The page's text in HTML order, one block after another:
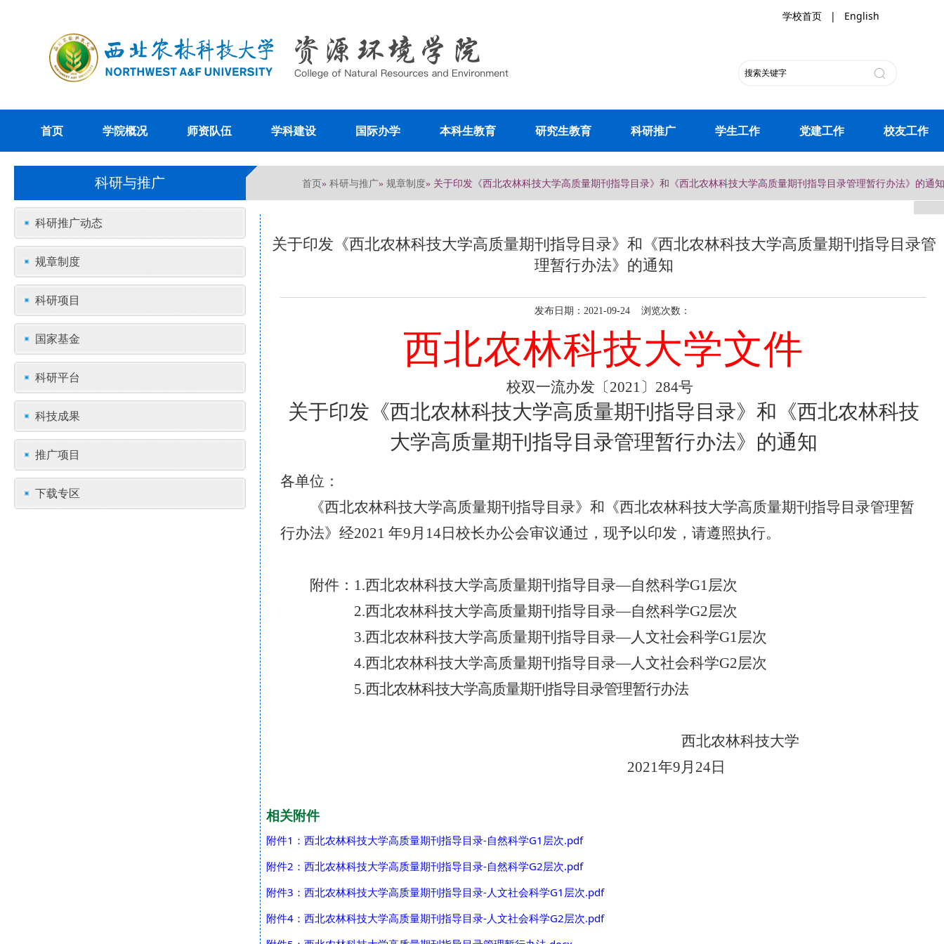
学校首页 | English
首页 学院概况 师资队伍 学科建设 国际办学 本科生教育 研究生教育 科研推广 学生工作 党建工作 校友工作
科研与推广 首页» 科研与推广» 规章制度» 关于印发《西北农林科技大学高质量期刊指导目录》和《西北农林科技大学高质量期刊指导目录管理暂行办法》的通知
科研推广动态
规章制度
科研项目
国家基金
科研平台
科技成果
推广项目
下载专区
关于印发《西北农林科技大学高质量期刊指导目录》和《西北农林科技大学高质量期刊指导目录管
理暂行办法》的通知
发布日期：2021-09-24 浏览次数：
西北农林科技大学文件
校双一流办发 〔2021〕 284号
关于印发 《西北农林科技大学高质量期刊指导目录》 和 《西北农林科技
大学高质量期刊指导目录管理暂行办法》 的通知
各单位：
《西北农林科技大学高质量期刊指导目录》 和 《西北农林科技大学高质量期刊指导目录管理暂
行办法》 经2021 年9月14日校长办公会审议通过，现予以印发，请遵照执行。
附件： 1.西北农林科技大学高质量期刊指导目录—自然科学G1层次
2.西北农林科技大学高质量期刊指导目录—自然科学G2层次
3.西北农林科技大学高质量期刊指导目录—人文社会科学G1层次
4.西北农林科技大学高质量期刊指导目录—人文社会科学G2层次
5.西北农林科技大学高质量期刊指导目录管理暂行办法
西北农林科技大学
2021年9月 24日
相关附件
附件1：西北农林科技大学高质量期刊指导目录-自然科学G1层次.pdf
附件2：西北农林科技大学高质量期刊指导目录-自然科学G2层次.pdf
附件3：西北农林科技大学高质量期刊指导目录-人文社会科学G1层次.pdf
附件4：西北农林科技大学高质量期刊指导目录-人文社会科学G2层次.pdf